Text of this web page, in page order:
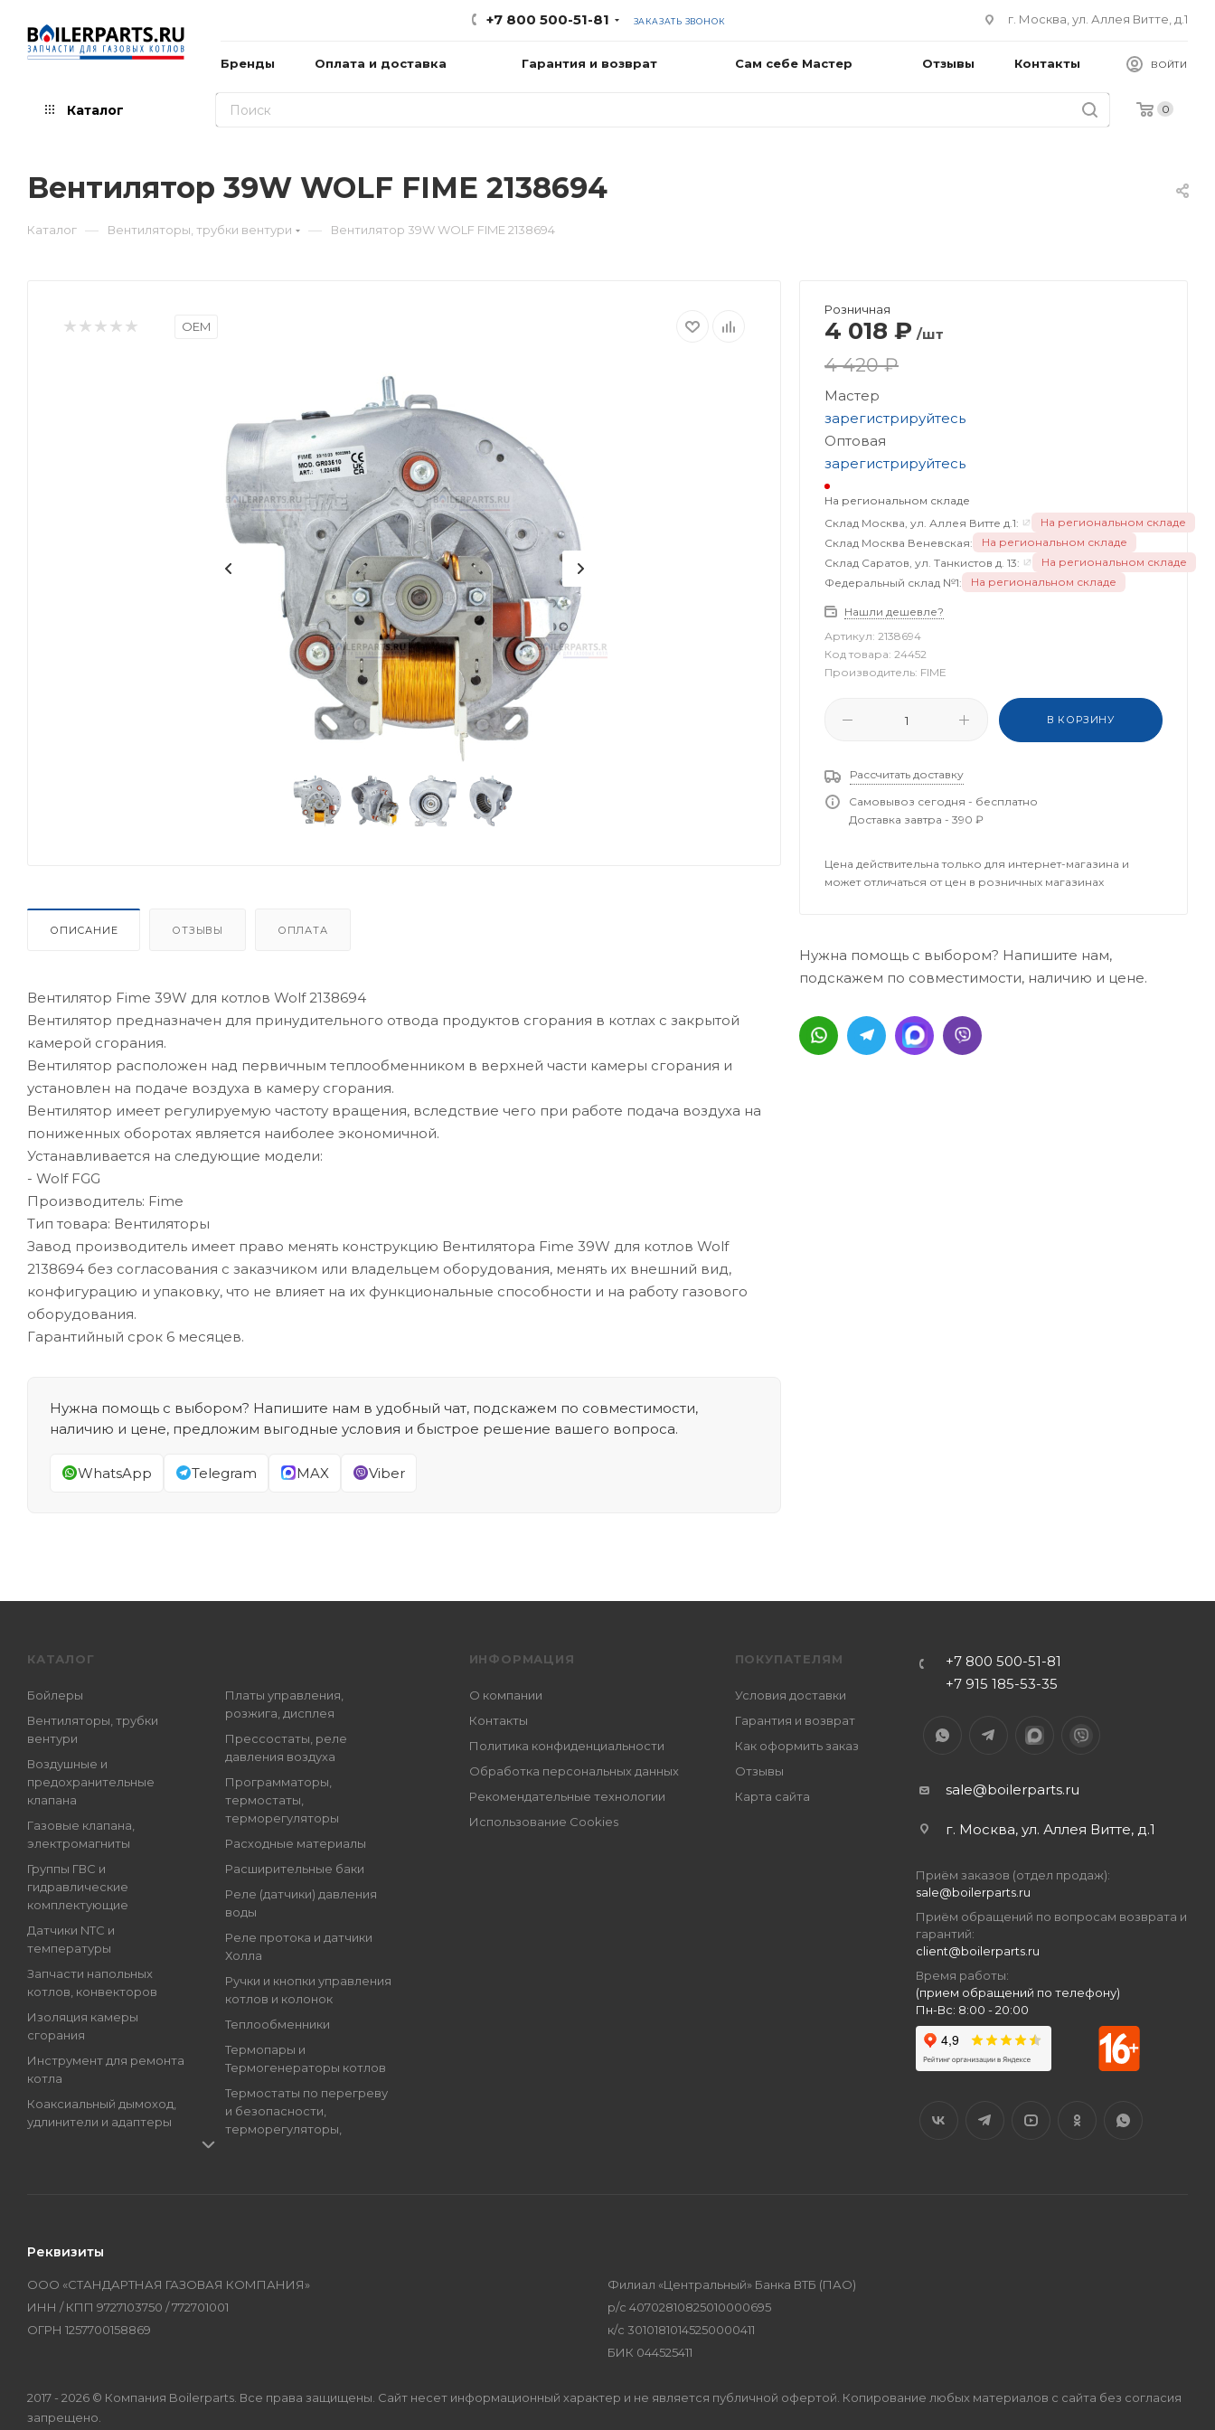
+7 800 500-51-81 ЗАКАЗАТЬ ЗВОНОК г. Москва, ул. Аллея Витте, д.1
Бренды Оплата и доставка Гарантия и возврат Сам себе Мастер Отзывы Контакты ВОЙТИ
Каталог 0
Вентилятор 39W WOLF FIME 2138694
Каталог — Вентиляторы, трубки вентури — Вентилятор 39W WOLF FIME 2138694
OEM
ОПИСАНИЕ ОТЗЫВЫ ОПЛАТА
Вентилятор Fime 39W для котлов Wolf 2138694
Вентилятор предназначен для принудительного отвода продуктов сгорания в котлах с закрытой
камерой сгорания.
Вентилятор расположен над первичным теплообменником в верхней части камеры сгорания и
установлен на подаче воздуха в камеру сгорания.
Вентилятор имеет регулируемую частоту вращения, вследствие чего при работе подача воздуха на
пониженных оборотах является наиболее экономичной.
Устанавливается на следующие модели:
- Wolf FGG
Производитель: Fime
Тип товара: Вентиляторы
Завод производитель имеет право менять конструкцию Вентилятора Fime 39W для котлов Wolf
2138694 без согласования с заказчиком или владельцем оборудования, менять их внешний вид,
конфигурацию и упаковку, что не влияет на их функциональные способности и на работу газового
оборудования.
Гарантийный срок 6 месяцев.
Нужна помощь с выбором? Напишите нам в удобный чат, подскажем по совместимости,
наличию и цене, предложим выгодные условия и быстрое решение вашего вопроса.
WhatsApp Telegram MAX Viber
Розничная
4 018 ₽ /шт
4 420 ₽
Мастер
зарегистрируйтесь
Оптовая
зарегистрируйтесь
На региональном складе
Склад Москва, ул. Аллея Витте д.1:
На региональном складе
Склад Москва Веневская:
На региональном складе
Склад Саратов, ул. Танкистов д. 13:
На региональном складе
Федеральный склад №1:
На региональном складе
Нашли дешевле?
Артикул: 2138694
Код товара: 24452
Производитель: FIME
В КОРЗИНУ
Рассчитать доставку
Самовывоз сегодня - бесплатно
Доставка завтра - 390 ₽
Цена действительна только для интернет-магазина и
может отличаться от цен в розничных магазинах
Нужна помощь с выбором? Напишите нам,
подскажем по совместимости, наличию и цене.
КАТАЛОГ
Бойлеры
Вентиляторы, трубки
вентури
Воздушные и
предохранительные
клапана
Газовые клапана,
электромагниты
Группы ГВС и
гидравлические
комплектующие
Датчики NTC и
температуры
Запчасти напольных
котлов, конвекторов
Изоляция камеры
сгорания
Инструмент для ремонта
котла
Коаксиальный дымоход,
удлинители и адаптеры
и термоманометры
Платы управления,
розжига, дисплея
Прессостаты, реле
давления воздуха
Программаторы,
термостаты,
терморегуляторы
Расходные материалы
Расширительные баки
Реле (датчики) давления
воды
Реле протока и датчики
Холла
Ручки и кнопки управления
котлов и колонок
Теплообменники
Термопары и
Термогенераторы котлов
Термостаты по перегреву
и безопасности,
терморегуляторы,
Бренды
ИНФОРМАЦИЯ
О компании
Контакты
Политика конфиденциальности
Обработка персональных данных
Рекомендательные технологии
Использование Cookies
ПОКУПАТЕЛЯМ
Условия доставки
Гарантия и возврат
Как оформить заказ
Отзывы
Карта сайта
+7 800 500-51-81
+7 915 185-53-35
sale@boilerparts.ru
г. Москва, ул. Аллея Витте, д.1
Приём заказов (отдел продаж):
sale@boilerparts.ru
Приём обращений по вопросам возврата и
гарантий:
client@boilerparts.ru
Время работы:
(прием обращений по телефону)
Пн-Вс: 8:00 - 20:00
Реквизиты
ООО «СТАНДАРТНАЯ ГАЗОВАЯ КОМПАНИЯ»
ИНН / КПП 9727103750 / 772701001
ОГРН 1257700158869
Филиал «Центральный» Банка ВТБ (ПАО)
р/с 40702810825010000695
к/с 30101810145250000411
БИК 044525411
2017 - 2026 © Компания Boilerparts. Все права защищены. Сайт несет информационный характер и не является публичной офертой. Копирование любых материалов с сайта без согласия
запрещено.